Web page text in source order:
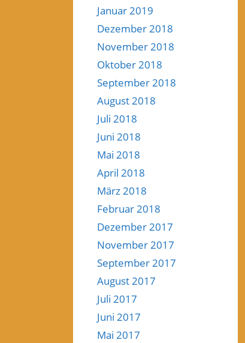
Januar 2019
Dezember 2018
November 2018
Oktober 2018
September 2018
August 2018
Juli 2018
Juni 2018
Mai 2018
April 2018
März 2018
Februar 2018
Dezember 2017
November 2017
September 2017
August 2017
Juli 2017
Juni 2017
Mai 2017